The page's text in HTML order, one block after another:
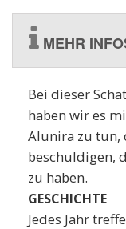
MEHR
Bei dieser
haben wir es
Alunira zu tun,
beschuldigen,
zu haben.
GESCHICHTE
Jedes Jahr